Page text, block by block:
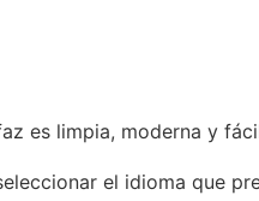
es limpia, moderna y
el idioma que